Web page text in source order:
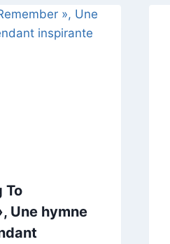
To
Une hymne